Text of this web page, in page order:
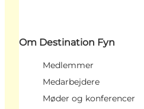
Om Destination Fyn
Medlemmer
Medarbejdere
Møder og konferencer